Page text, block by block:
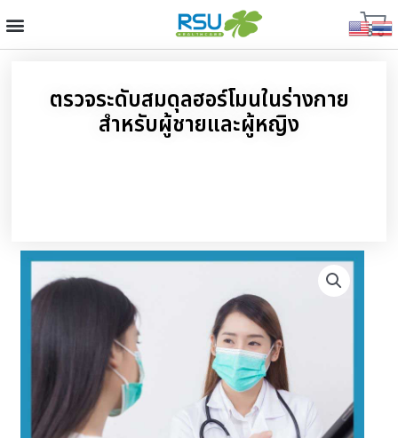
ตรวจระดับสมดุลฮอร์โมนในร่างกาย
สำหรับผู้ชายและผู้หญิง